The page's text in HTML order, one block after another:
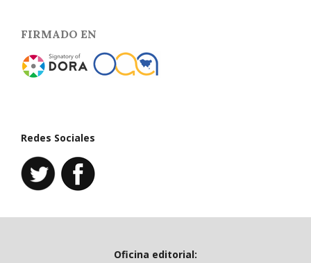
FIRMADO EN
Redes Sociales
Oficina editorial: